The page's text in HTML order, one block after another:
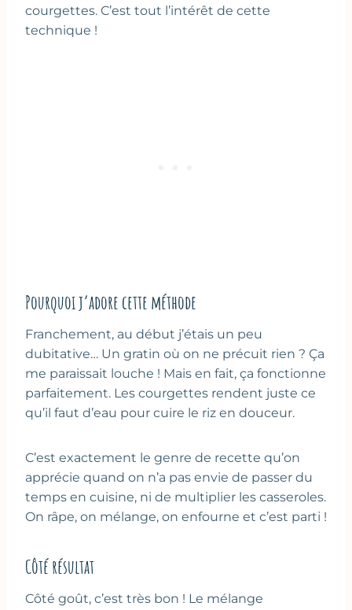
courgettes. C’est tout l’intérêt de cette
technique !
Pourquoi j’adore cette méthode
Franchement, au début j’étais un peu
dubitative… Un gratin où on ne précuit rien ? Ça
me paraissait louche ! Mais en fait, ça fonctionne
parfaitement. Les courgettes rendent juste ce
qu’il faut d’eau pour cuire le riz en douceur.
C’est exactement le genre de recette qu’on
apprécie quand on n’a pas envie de passer du
temps en cuisine, ni de multiplier les casseroles.
On râpe, on mélange, on enfourne et c’est parti !
Côté résultat
Côté goût, c’est très bon ! Le mélange